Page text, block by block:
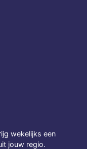
wekelijks een
jouw regio.